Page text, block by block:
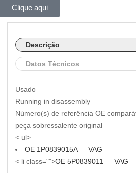
Clique aqui
Descrição
Datos Técnicos
Usado
Running in disassembly
Número(s) de referência OE
peça sobressalente original
< ul>
OE 1P0839015A — VAG
< li class="">OE 5P0839011 — VAG